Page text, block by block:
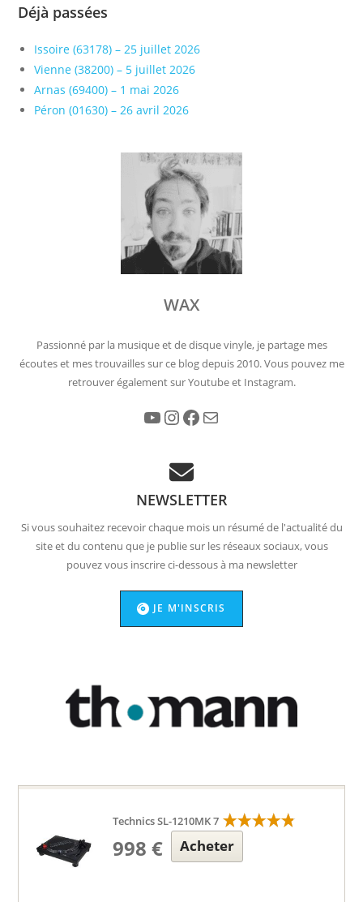
Déjà passées
Issoire (63178) – 25 juillet 2026
Vienne (38200) – 5 juillet 2026
Arnas (69400) – 1 mai 2026
Péron (01630) – 26 avril 2026
WAX
Passionné par la musique et de disque vinyle, je partage mes
écoutes et mes trouvailles sur ce blog depuis 2010. Vous pouvez me
retrouver également sur Youtube et Instagram.
YouTube Instagram Facebook
NEWSLETTER
Si vous souhaitez recevoir chaque mois un résumé de l'actualité du
site et du contenu que je publie sur les réseaux sociaux, vous
pouvez vous inscrire ci-dessous à ma newsletter
JE M'INSCRIS
Technics SL-1210MK 7
998 € Acheter